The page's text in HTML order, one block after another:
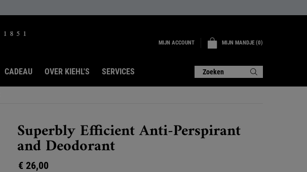
MIJN ACCOUNT MIJN MANDJE 0
0 PRODUCT
CADEAU OVER KIEHL'S SERVICES Zoeken
Superbly Efficient Anti-Perspirant
and Deodorant
€ 26,00